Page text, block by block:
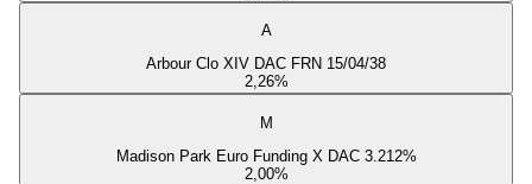
A
Arbour Clo XIV DAC FRN 15/04/38
2,26%
M
Madison Park Euro Funding X DAC 3.212%
2,00%